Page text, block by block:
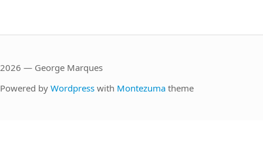
2026 — George Marques
Powered by Wordpress with Montezuma theme